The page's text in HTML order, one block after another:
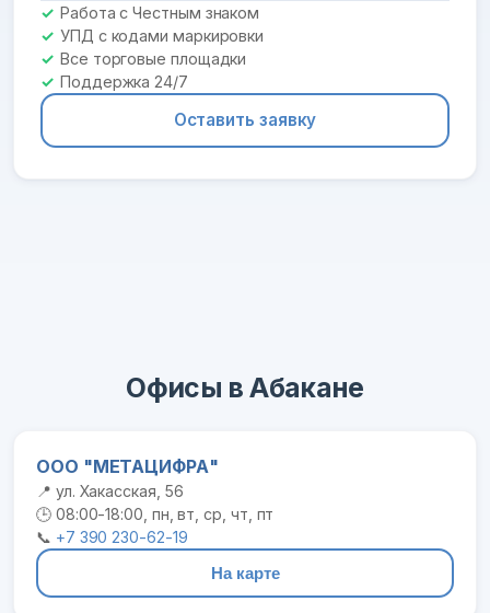
Работа с Честным знаком
УПД с кодами маркировки
Все торговые площадки
Поддержка 24/7
Оставить заявку
Офисы в Абакане
ООО "МЕТАЦИФРА"
📍 ул. Хакасская, 56
🕒 08:00-18:00, пн, вт, ср, чт, пт
📞 +7 390 230-62-19
На карте